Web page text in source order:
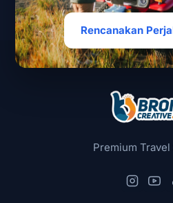
Rencanakan
Premium